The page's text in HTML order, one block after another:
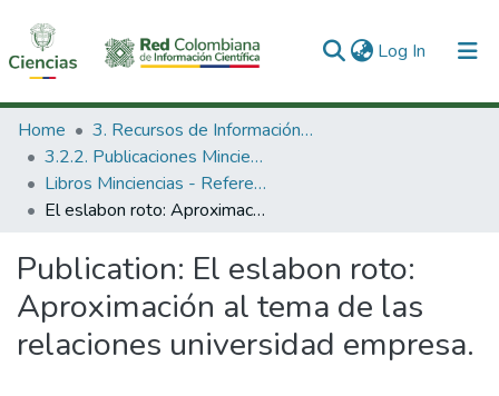
Log In (current)
Communities & Collections
All of DSpace
Statistics
Home
3. Recursos de Información Científica y Tecnológica
3.2.2. Publicaciones Minciencias
Libros Minciencias - Referenciales
El eslabon roto: Aproximación al tema de las relaciones universidad empresa.
Publication: El eslabon roto:
Aproximación al tema de las
relaciones universidad empresa.